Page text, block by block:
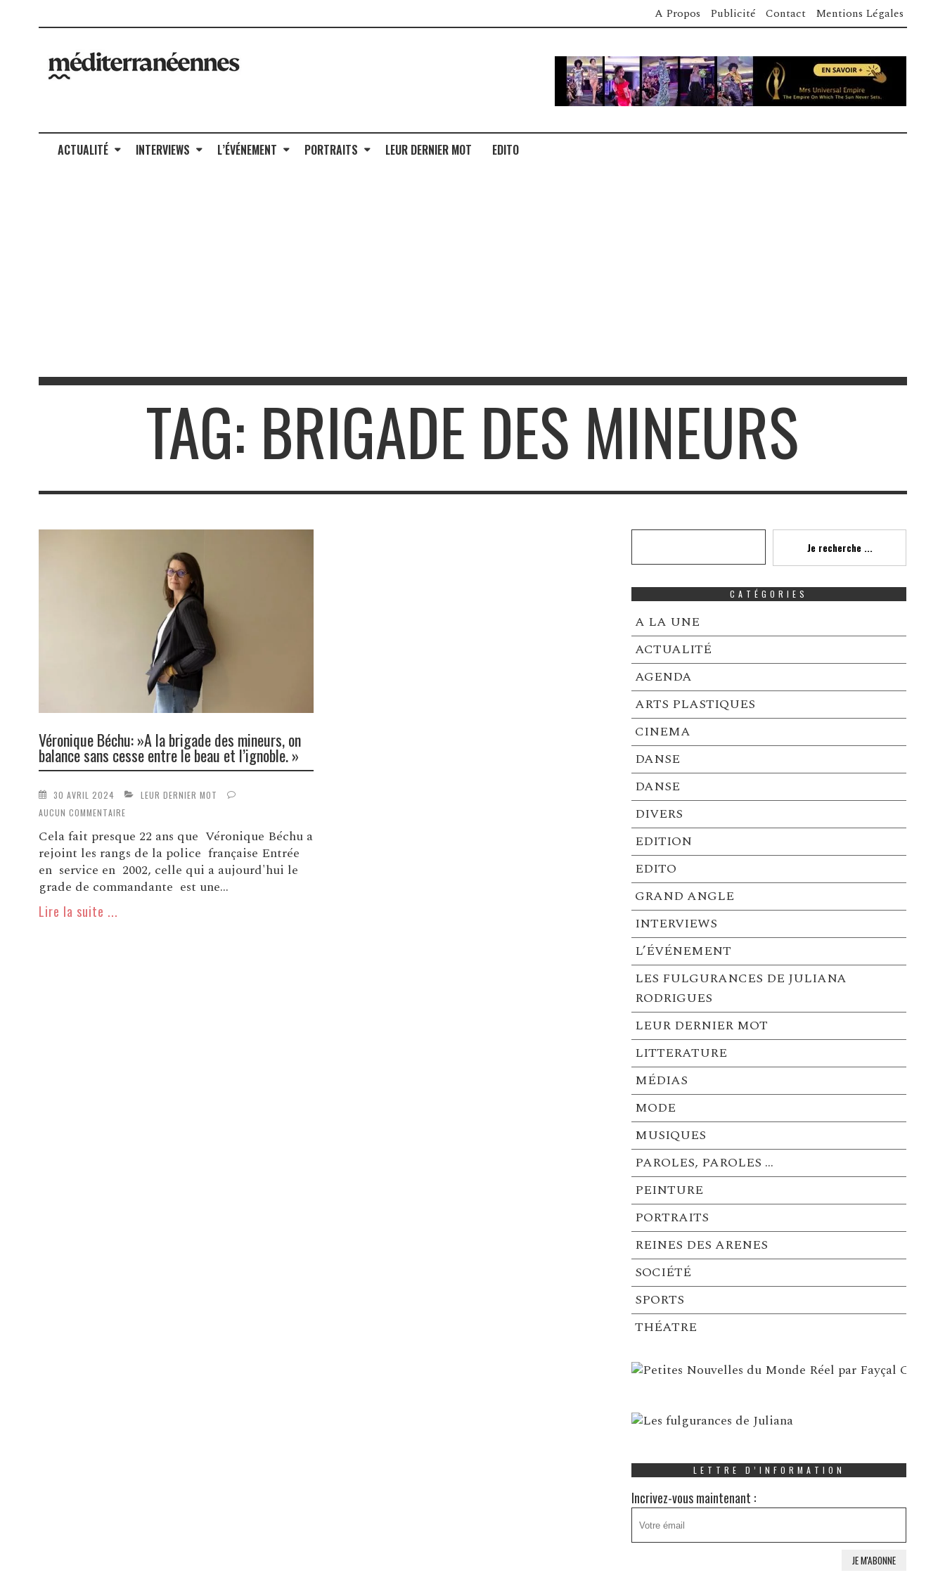
A Propos Publicité Contact Mentions Légales
ACTUALITÉ INTERVIEWS L’ÉVÉNEMENT PORTRAITS LEUR DERNIER MOT EDITO
TAG: BRIGADE DES MINEURS
Véronique Béchu: »A la brigade des mineurs, on
balance sans cesse entre le beau et l’ignoble. »
30 AVRIL 2024
LEUR DERNIER MOT
AUCUN COMMENTAIRE
Cela fait presque 22 ans que Véronique Béchu a
rejoint les rangs de la police française Entrée
en service en 2002, celle qui a aujourd'hui le
grade de commandante est une...
Lire la suite ...
Je recherche ...
CATÉGORIES
A LA UNE
ACTUALITÉ
AGENDA
ARTS PLASTIQUES
CINEMA
DANSE
DANSE
DIVERS
EDITION
EDITO
GRAND ANGLE
INTERVIEWS
L’ÉVÉNEMENT
LES FULGURANCES DE JULIANA
RODRIGUES
LEUR DERNIER MOT
LITTERATURE
MÉDIAS
MODE
MUSIQUES
PAROLES, PAROLES …
PEINTURE
PORTRAITS
REINES DES ARENES
SOCIÉTÉ
SPORTS
THÉATRE
LETTRE D’INFORMATION
Incrivez-vous maintenant :